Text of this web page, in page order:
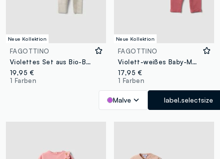
Neue Kollektion
FAGOTTINO
Violettes Set aus Bio-Baumwolle mit Sweatshirt und Leggings für Baby-Mädchen
19,95 €
1 Farben
Neue Kollektion
FAGOTTINO
Violett-weißes Baby-Mädchen-Set aus Bio-Baumwolle mit Häschen-Print
17,95 €
1 Farben
Malve label.selectsize